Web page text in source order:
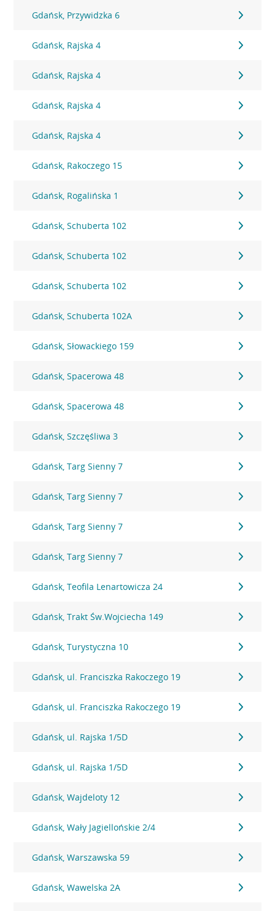
Gdańsk, Przywidzka 6
Gdańsk, Rajska 4
Gdańsk, Rajska 4
Gdańsk, Rajska 4
Gdańsk, Rajska 4
Gdańsk, Rakoczego 15
Gdańsk, Rogalińska 1
Gdańsk, Schuberta 102
Gdańsk, Schuberta 102
Gdańsk, Schuberta 102
Gdańsk, Schuberta 102A
Gdańsk, Słowackiego 159
Gdańsk, Spacerowa 48
Gdańsk, Spacerowa 48
Gdańsk, Szczęśliwa 3
Gdańsk, Targ Sienny 7
Gdańsk, Targ Sienny 7
Gdańsk, Targ Sienny 7
Gdańsk, Targ Sienny 7
Gdańsk, Teofila Lenartowicza 24
Gdańsk, Trakt Św.Wojciecha 149
Gdańsk, Turystyczna 10
Gdańsk, ul. Franciszka Rakoczego 19
Gdańsk, ul. Franciszka Rakoczego 19
Gdańsk, ul. Rajska 1/5D
Gdańsk, ul. Rajska 1/5D
Gdańsk, Wajdeloty 12
Gdańsk, Wały Jagiellońskie 2/4
Gdańsk, Warszawska 59
Gdańsk, Wawelska 2A